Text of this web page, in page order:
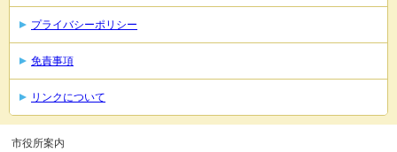
プライバシーポリシー
免責事項
リンクについて
市役所案内